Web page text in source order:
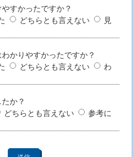
すかったですか？
どちらとも言えない
見
かりやすかったですか？
どちらとも言えない
わ
か？
どちらとも言えない
参考に